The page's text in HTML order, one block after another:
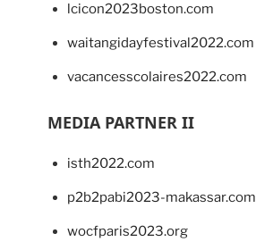
lcicon2023boston.com
waitangidayfestival2022.com
vacancesscolaires2022.com
MEDIA PARTNER II
isth2022.com
p2b2pabi2023-makassar.com
wocfparis2023.org